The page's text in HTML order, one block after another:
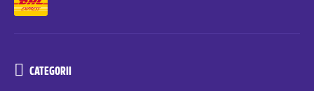
CATEGORII